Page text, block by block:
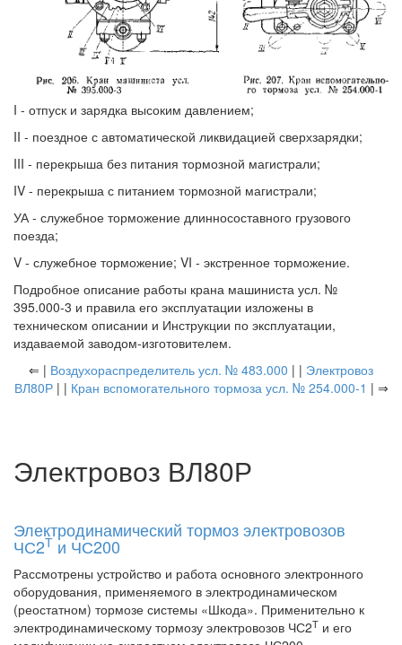
I - отпуск и зарядка высоким давлением;
II - поездное с автоматической ликвидацией сверхзарядки;
III - перекрыша без питания тормозной магистрали;
IV - перекрыша с питанием тормозной магистрали;
УА - служебное торможение длинносоставного грузового
поезда;
V - служебное торможение; VI - экстренное торможение.
Подробное описание работы крана машиниста усл. №
395.000-3 и правила его эксплуатации изложены в
техническом описании и Инструкции по эксплуатации,
издаваемой заводом-изготовителем.
⇐ | Воздухораспределитель усл. № 483.000 | | Электровоз
ВЛ80Р| | Кран вспомогательного тормоза усл. № 254.000-1 | ⇒
Электровоз ВЛ80Р
Электродинамический тормоз электровозов
ЧС2Т и ЧС200
Рассмотрены устройство и работа основного электронного
оборудования, применяемого в электродинамическом
(реостатном) тормозе системы «Шкода». Применительно к
электродинамическому тормозу электровозов ЧС2Т и его